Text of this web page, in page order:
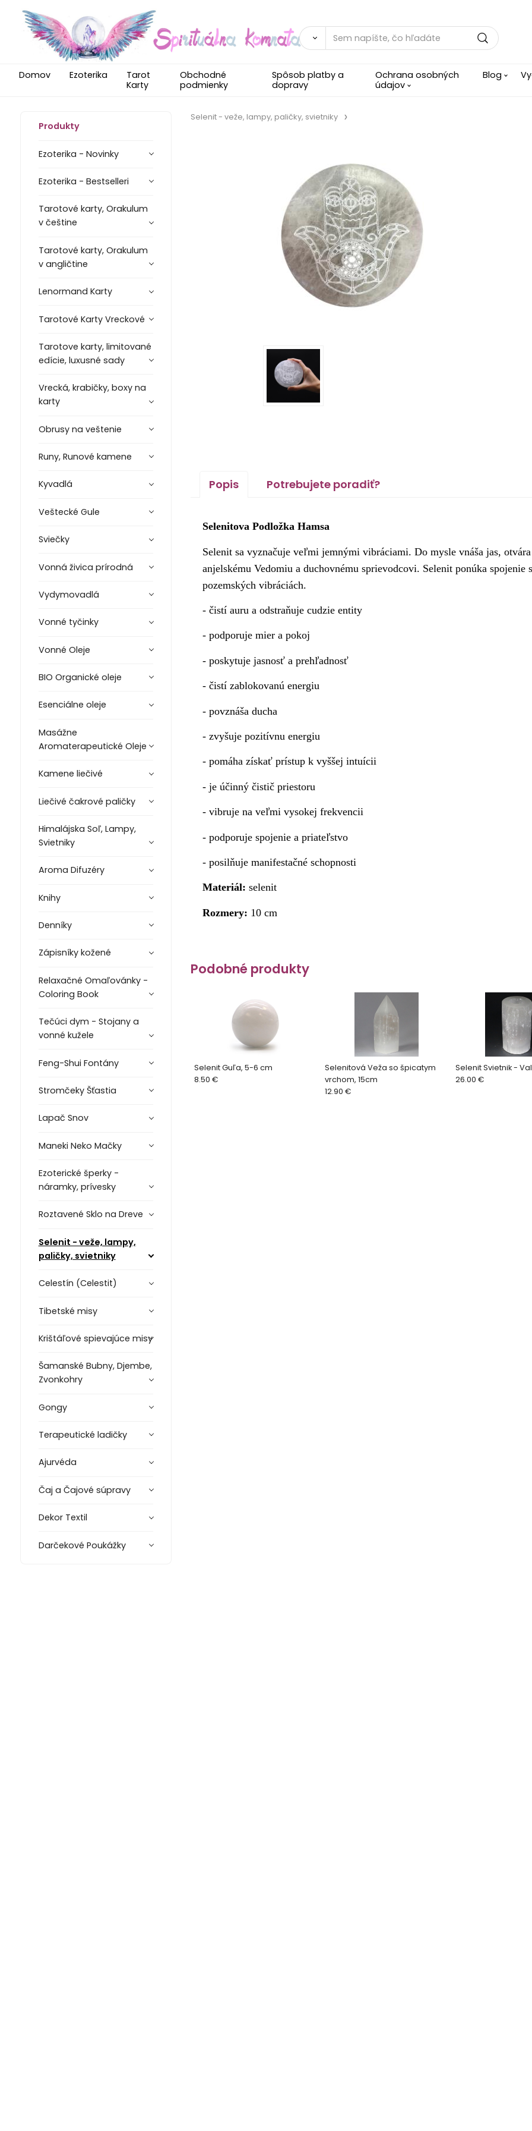
Domov Ezoterika
Tarot
Karty
Obchodné
podmienky
Spôsob platby a
dopravy
Ochrana osobných
údajov
Blog
Produkty
Ezoterika - Novinky
Ezoterika - Bestselleri
Tarotové karty, Orakulum
v češtine
Tarotové karty, Orakulum
v angličtine
Lenormand Karty
Tarotové Karty Vreckové
Tarotove karty, limitované
edície, luxusné sady
Vrecká, krabičky, boxy na
karty
Obrusy na veštenie
Runy, Runové kamene
Kyvadlá
Veštecké Gule
Sviečky
Vonná živica prírodná
Vydymovadlá
Vonné tyčinky
Vonné Oleje
BIO Organické oleje
Esenciálne oleje
Masážne
Aromaterapeutické Oleje
Kamene liečivé
Liečivé čakrové paličky
Himalájska Soľ, Lampy,
Svietniky
Aroma Difuzéry
Knihy
Denníky
Zápisníky kožené
Relaxačné Omaľovánky -
Coloring Book
Tečúci dym - Stojany a
vonné kužele
Feng-Shui Fontány
Stromčeky Šťastia
Lapač Snov
Maneki Neko Mačky
Ezoterické šperky -
náramky, prívesky
Roztavené Sklo na Dreve
Selenit - veže, lampy,
paličky, svietniky
Celestín (Celestit)
Tibetské misy
Krištáľové spievajúce misy
Šamanské Bubny, Djembe,
Zvonkohry
Gongy
Terapeutické ladičky
Ajurvéda
Čaj a Čajové súpravy
Dekor Textil
Darčekové Poukážky
Selenit - veže, lampy, paličky, svietniky
Popis Potrebujete poradiť?
Selenitova Podložka Hamsa
Selenit sa vyznačuje veľmi jemnými vibráciami. Do mysle vnáša jas,
anjelskému Vedomiu a duchovnému sprievodcovi. Selenit ponúka
pozemských vibráciách.
- čistí auru a odstraňuje cudzie entity
- podporuje mier a pokoj
- poskytuje jasnosť a prehľadnosť
- čistí zablokovanú energiu
- povznáša ducha
- zvyšuje pozitívnu energiu
- pomáha získať prístup k vyššej intuícii
- je účinný čistič priestoru
- vibruje na veľmi vysokej frekvencii
- podporuje spojenie a priateľstvo
- posilňuje manifestačné schopnosti
Materiál: selenit
Rozmery: 10 cm
Podobné produkty
Selenit Guľa, 5-6 cm
8.50 €
Selenitová Veža so špicatym
vrchom, 15cm
12.90 €
Selenit Svietnik -
26.00 €